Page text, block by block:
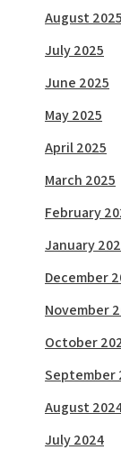
August 2025
July 2025
June 2025
May 2025
April 2025
March 2025
February
January
December
November
October
September
August
July 2024